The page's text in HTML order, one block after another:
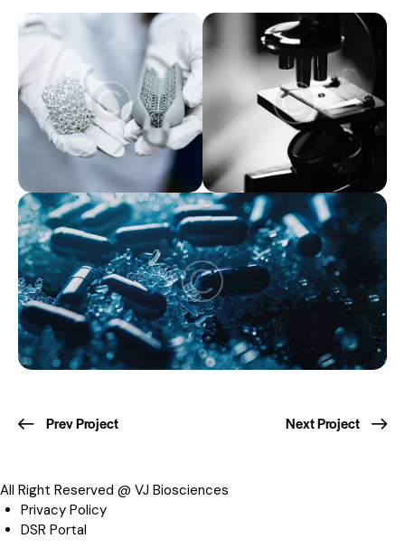
PostPrev Project Next Project
All Right Reserved @ VJ Biosciences
Privacy Policy
DSR Portal